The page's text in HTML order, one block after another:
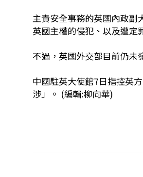
主責安全事務的英國內政副
英國主權的侵犯、以及遭定
不過，英國外交部目前仍未
中國駐英大使館7日指控英
涉」。 (編輯:柳向華)